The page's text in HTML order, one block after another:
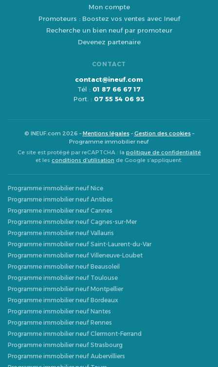
Mon compte
Promoteurs : Boostez vos ventes avec Ineuf
Recherche un bien neuf par promoteur
Devenez partenaire
CONTACT
contact@ineuf.com
Tél : 01 87 66 67 17
Port. : 07 55 54 06 93
© INEUF.com 2026 –Mentions légales–Gestion des cookies–
Programme immobilier neuf
Ce site est protégé par reCAPTCHA : la politique de confidentialité
et les conditions d’utilisation de Google s’appliquent.
Programme immobilier neuf Nice
Programme immobilier neuf Antibes
Programme immobilier neuf Cannes
Programme immobilier neuf Cagnes-sur-Mer
Programme immobilier neuf Vallauris
Programme immobilier neuf Saint-Laurent-du-Var
Programme immobilier neuf Villeneuve-Loubet
Programme immobilier neuf Beausoleil
Programme immobilier neuf Toulouse
Programme immobilier neuf Montpellier
Programme immobilier neuf Bordeaux
Programme immobilier neuf Nantes
Programme immobilier neuf Rennes
Programme immobilier neuf Clermont-Ferrand
Programme immobilier neuf Strasbourg
Programme immobilier neuf Aubervilliers